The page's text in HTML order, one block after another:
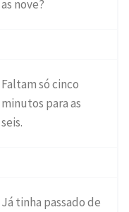
as nove?
Faltam só cinco
minutos para as
seis.
Já tinha passado de